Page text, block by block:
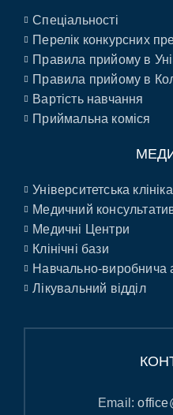
Спеціальності
Перелік конкурсних
Правила прийому в
Правила прийому в
Вартість навчання
Приймальна коміся
Університетська клініка
Медичний
Медичні Центри
Клінічні бази
Навчально-виробнича
Лікувальний відділ
Email: